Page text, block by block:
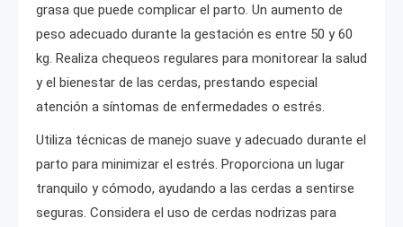
grasa que puede complicar el parto. Un aumento de
peso adecuado durante la gestación es entre 50 y 60
kg. Realiza chequeos regulares para monitorear la salud
y el bienestar de las cerdas, prestando especial
atención a síntomas de enfermedades o estrés.
Utiliza técnicas de manejo suave y adecuado durante el
parto para minimizar el estrés. Proporciona un lugar
tranquilo y cómodo, ayudando a las cerdas a sentirse
seguras. Considera el uso de cerdas nodrizas para